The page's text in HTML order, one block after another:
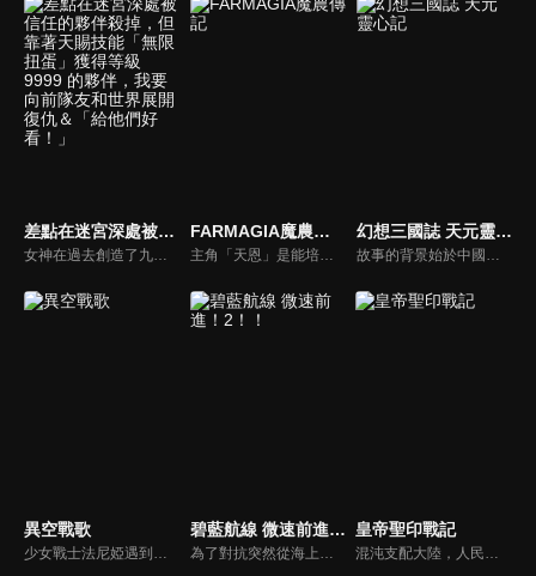
差點在迷宮深處被信任的夥伴殺掉，但靠著天賜技能「無限扭蛋」獲得等級 9999 的夥伴，我要向前隊友和世界展開復仇＆「給他們好看！」
女神在過去創造了九大種族。人族是其中最為弱小的存在。人族少年萊特幸運地加入由九大種族組成的隊伍「種族集合」，度過了短暫的幸福時光。然而等待他的，是在世界上最大最兇險的迷宮「奈落」中遭到背叛。倖存的萊特，才知道自己的天賜技能「無限扭蛋」真正的力量，自絕望的深淵爬起，築起最強的王國。
FARMAGIA魔農傳記
主角「天恩」是能培育魔獸並驅使牠們的魔獸農夫「魔農」。在人類與魔獸共存的世界「菲利希達」中,活用「魔農」之力，與夥伴們一同戰鬥的故事。
幻想三國誌 天元靈心記
故事的背景始於中國古代的三國時期——王朝末年。神州中原正迎來群雄割據的時代。各路英傑諸侯藉著自身武力討伐、征戰並試圖稱霸天下。
異空戰歌 碧藍航線 微速前進！2！！ 皇帝聖印戰記